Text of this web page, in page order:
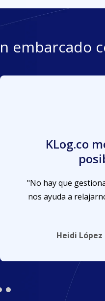
embarcado
KLog
“Me han aliviado
he logrado enfocar
para el